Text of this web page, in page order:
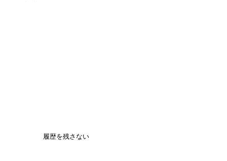
履歴を残さない